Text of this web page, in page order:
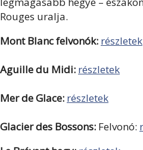
Rouges uralja.
Mont Blanc felvonók: részletek
Aguille du Midi: részletek
Mer de Glace: részletek
Glacier des Bossons: Felvonó: